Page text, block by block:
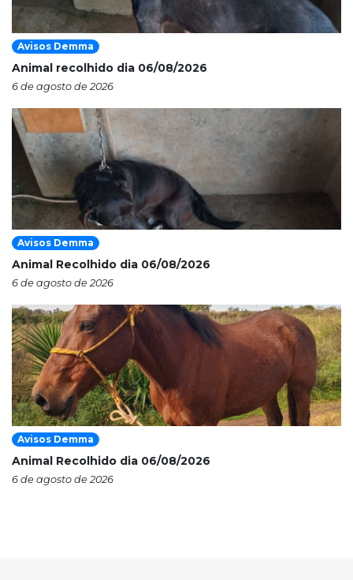
Avisos Demma
Animal recolhido dia 06/08/2026
6 de agosto de 2026
Avisos Demma
Animal Recolhido dia 06/08/2026
6 de agosto de 2026
Avisos Demma
Animal Recolhido dia 06/08/2026
6 de agosto de 2026